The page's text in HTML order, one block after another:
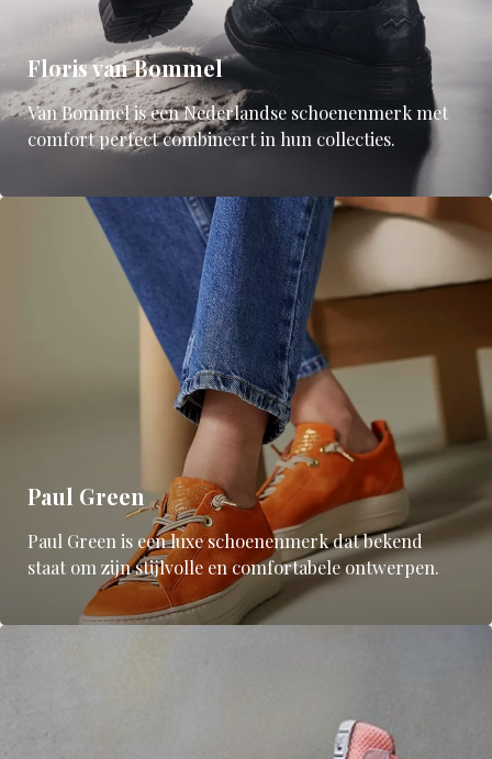
Floris van Bommel
Van Bommel is een Nederlandse schoenenmerk met
comfort perfect combineert in hun collecties.
Paul Green
Paul Green is een luxe schoenenmerk dat bekend
staat om zijn stijlvolle en comfortabele ontwerpen.